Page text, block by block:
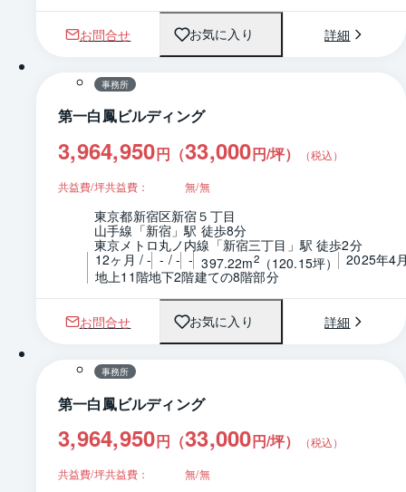
お問合せ お気に入り 詳細
1 / 0 間取り
事務所
第一白鳳ビルディング
3,964,950円（33,000円/坪） （税込）
共益費/坪共益費： 無/無
東京都新宿区新宿５丁目
山手線「新宿」駅 徒歩8分
東京メトロ丸ノ内線「新宿三丁目」駅 徒歩2分
12ヶ月 / - - / - - 397.22m2（120.15坪）
2025年4
地上11階地下2階建ての8階部分
お問合せ お気に入り 詳細
1 / 0 間取り
事務所
第一白鳳ビルディング
3,964,950円（33,000円/坪） （税込）
共益費/坪共益費： 無/無